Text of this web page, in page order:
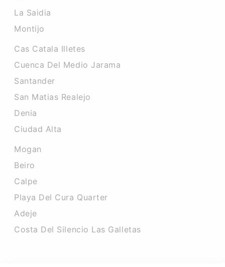
La Saidia
Montijo
Cas Catala Illetes
Cuenca Del Medio Jarama
Santander
San Matias Realejo
Denia
Ciudad Alta
Mogan
Beiro
Calpe
Playa Del Cura Quarter
Adeje
Costa Del Silencio Las Galletas